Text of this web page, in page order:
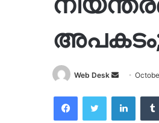
Web Desk
Send
email
FacebookTwitter